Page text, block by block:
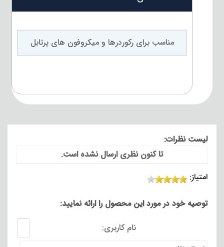
مناسب برای رکوردرها و میکروفون های پرتابل
لیست نظرات:
تا کنون نظری ارسال نشده است.
امتیاز:
توصیه خود در مورد این محصول را ارائه نمایید:
نام کاربری: